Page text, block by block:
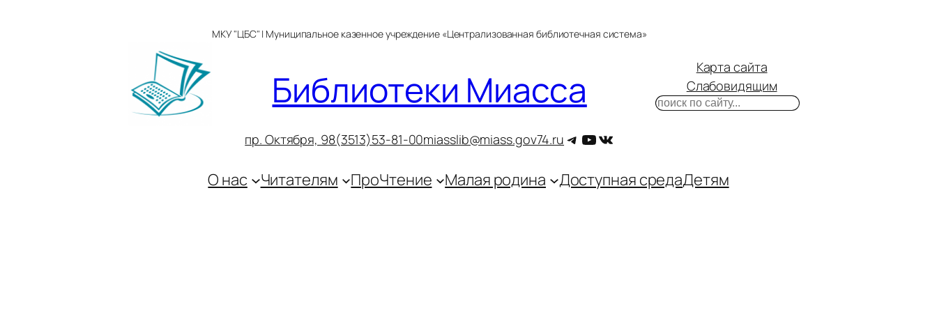
МКУ "ЦБС" | Муниципальное казенное учреждение «Централизованная библиотечная система»
Библиотеки Миасса
пр. Октября, 98(3513)53-81-00miasslib@miass.gov74.ru Telegram
YouTube
ВКонтакте
Карта сайта
Слабовидящим
Поиск
О нас Читателям ПроЧтение Малая родина Доступная средаДетям